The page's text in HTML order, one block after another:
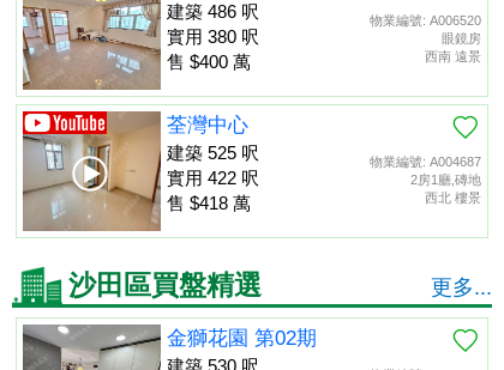
物業編號: A006520
眼鏡房
西南 遠景
建築 486 呎
實用 380 呎
售 $400 萬
物業編號: A004687
2房1廳,磚地
西北 樓景
荃灣中心
建築 525 呎
實用 422 呎
售 $418 萬
沙田區買盤精選 更多...
金獅花園 第02期
建築 530 呎